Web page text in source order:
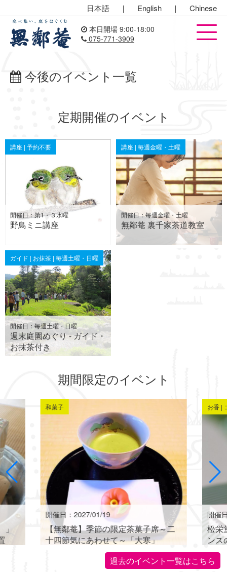
日本語 ｜ English ｜ Chinese
本日開場 9:00-18:00
075-771-3909
今後のイベント一覧
定期開催のイベント
講座 | 予約不要
開催日：第1・３水曜
野鳥ミニ講座
講座 | 毎週金曜・土曜
開催日：毎週金曜・土曜
無鄰菴 裏千家茶道教室
ガイド | お抹茶 | 毎週土曜・日曜
開催日：毎週土曜・日曜
週末庭園めぐり - ガイド・
お抹茶付き
期間限定のイベント
和菓子
開催日：2027/01/19
【無鄰菴】季節の限定茶菓子席～二
十四節気にあわせて～「大寒」
お香 |
開催
松栄
ンス
世界
過去のイベント一覧はこちら